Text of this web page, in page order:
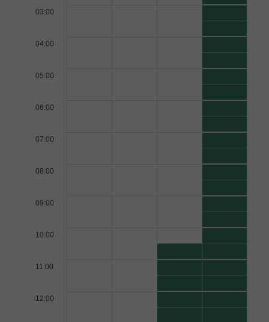
03:00
04:00
05:00
06:00
07:00
08:00
09:00
10:00
11:00
12:00